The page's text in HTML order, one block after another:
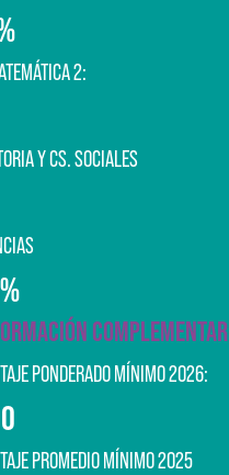
2:
Y CS. SOCIALES
PONDERADO MÍNIMO 2026:
PROMEDIO MÍNIMO 2025